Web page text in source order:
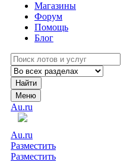
Магазины
Форум
Помощь
Блог
Найти
Меню
Au.ru
Au.ru
Разместить
Разместить